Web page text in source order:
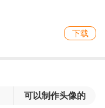
下载
可以制作头像的